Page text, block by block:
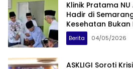
Klinik Pratama
Hadir di
Kesehatan
Berita 04/05/2026
ASKLIGI Soroti